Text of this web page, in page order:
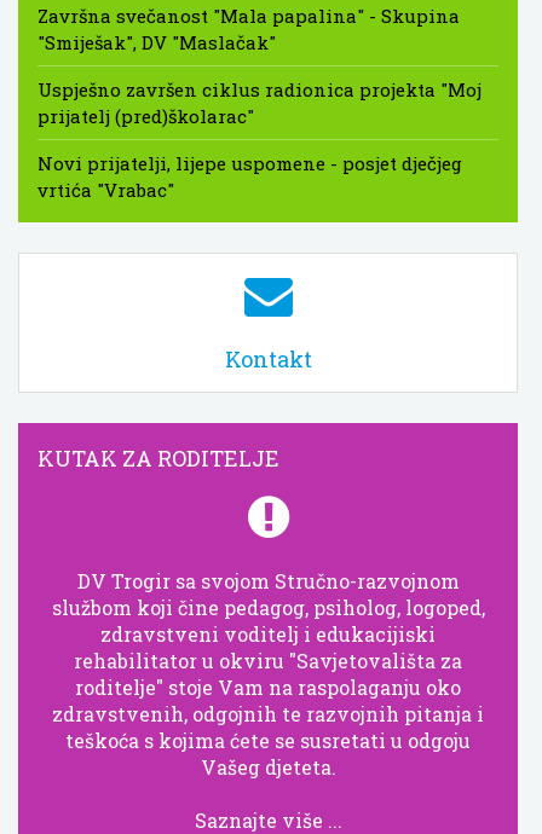
Završna svečanost "Mala papalina" - Skupina
"Smiješak", DV "Maslačak"
Uspješno završen ciklus radionica projekta "Moj
prijatelj (pred)školarac"
Novi prijatelji, lijepe uspomene - posjet dječjeg
vrtića "Vrabac"
Kontakt
KUTAK ZA RODITELJE
DV Trogir sa svojom Stručno-razvojnom
službom koji čine pedagog, psiholog, logoped,
zdravstveni voditelj i edukacijiski
rehabilitator u okviru "Savjetovališta za
roditelje" stoje Vam na raspolaganju oko
zdravstvenih, odgojnih te razvojnih pitanja i
teškoća s kojima ćete se susretati u odgoju
Vašeg djeteta.
Saznajte više ...